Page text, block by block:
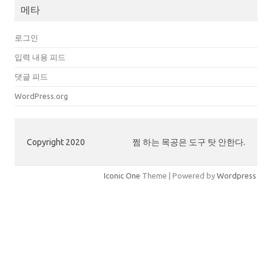
메타
로그인
입력 내용 피드
댓글 피드
WordPress.org
Copyright 2020 쩜 하는 목공은 도구 탓 안한다.
Iconic One Theme | Powered by Wordpress